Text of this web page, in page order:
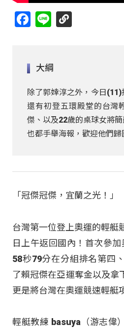
Facebook
Line
大綱
除了郭婞淳之外，今日
還有初登五環殿堂的台灣
傑、以及22歲的桌球女將
也都手舉海報，歡迎他們歸
「冠傑冠傑，宜蘭之光！」
台灣第一位登上奧運的輕艇
日上午返回國內！首次參
58秒79分在分組排名第四
了賴冠傑在亞運奪金以及拿
更是將台灣在奧運競速輕艇
輕艇教練 basuya（游志偉